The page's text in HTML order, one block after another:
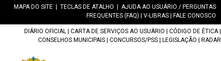
MAPA DO SITE TECLAS DE ATALHO
AJUDA AO USUÁRIO / PERGUNTAS
FREQUENTES (FAQ)
V-LIBRAS FALE CONOSCO
DIÁRIO OFICIAL CARTA DE SERVIÇOS AO USUÁRIO CÓDIGO DE ÉTICA|
CONSELHOS MUNICIPAIS
CONCURSOS/PSS LEGISLAÇÃO RADAR